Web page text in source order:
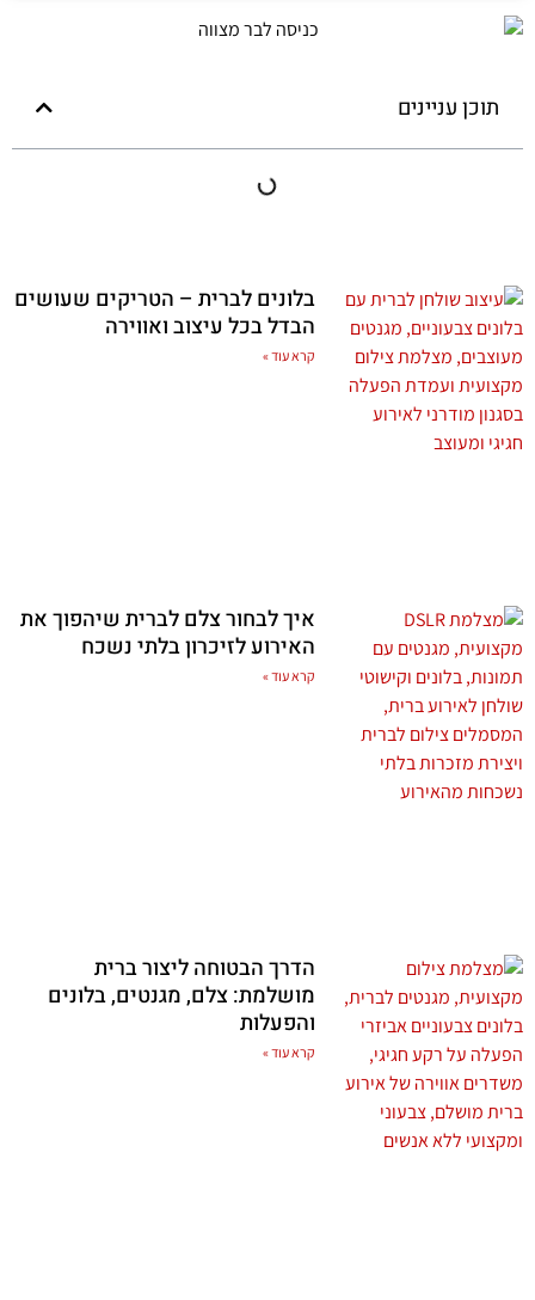
תוכן עניינים
בלונים לברית – הטריקים שעושים
הבדל בכל עיצוב ואווירה
קרא עוד »
איך לבחור צלם לברית שיהפוך את
האירוע לזיכרון בלתי נשכח
קרא עוד »
הדרך הבטוחה ליצור ברית
מושלמת: צלם, מגנטים, בלונים
והפעלות
קרא עוד »